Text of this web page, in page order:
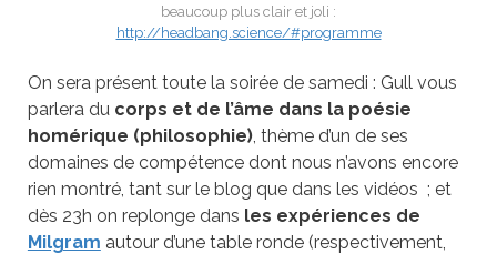
beaucoup plus clair et joli :
http://headbang.science/#programme
On sera présent toute la soirée de samedi : Gull vous
parlera du corps et de l’âme dans la poésie
homérique (philosophie), thème d’un de ses
domaines de compétence dont nous n’avons encore
rien montré, tant sur le blog que dans les vidéos ; et
dès 23h on replonge dans les expériences de
Milgram autour d’une table ronde (respectivement,